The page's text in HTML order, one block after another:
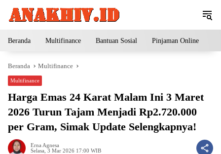
Beranda Multifinance Bantuan Sosial Pinjaman Online
Beranda Multifinance
Multifinance
Harga Emas 24 Karat Malam Ini 3 Maret
2026 Turun Tajam Menjadi Rp2.720.000
per Gram, Simak Update Selengkapnya!
Erna Agnesa
Selasa, 3 Mar 2026 17:00 WIB